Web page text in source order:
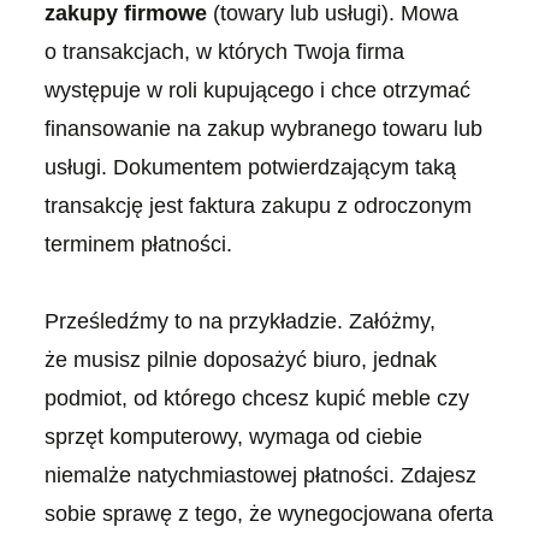
zakupy firmowe (towary lub usługi). Mowa
o transakcjach, w których Twoja firma
występuje w roli kupującego i chce otrzymać
finansowanie na zakup wybranego towaru lub
usługi. Dokumentem potwierdzającym taką
transakcję jest faktura zakupu z odroczonym
terminem płatności.
Prześledźmy to na przykładzie. Załóżmy,
że musisz pilnie doposażyć biuro, jednak
podmiot, od którego chcesz kupić meble czy
sprzęt komputerowy, wymaga od ciebie
niemalże natychmiastowej płatności. Zdajesz
sobie sprawę z tego, że wynegocjowana oferta